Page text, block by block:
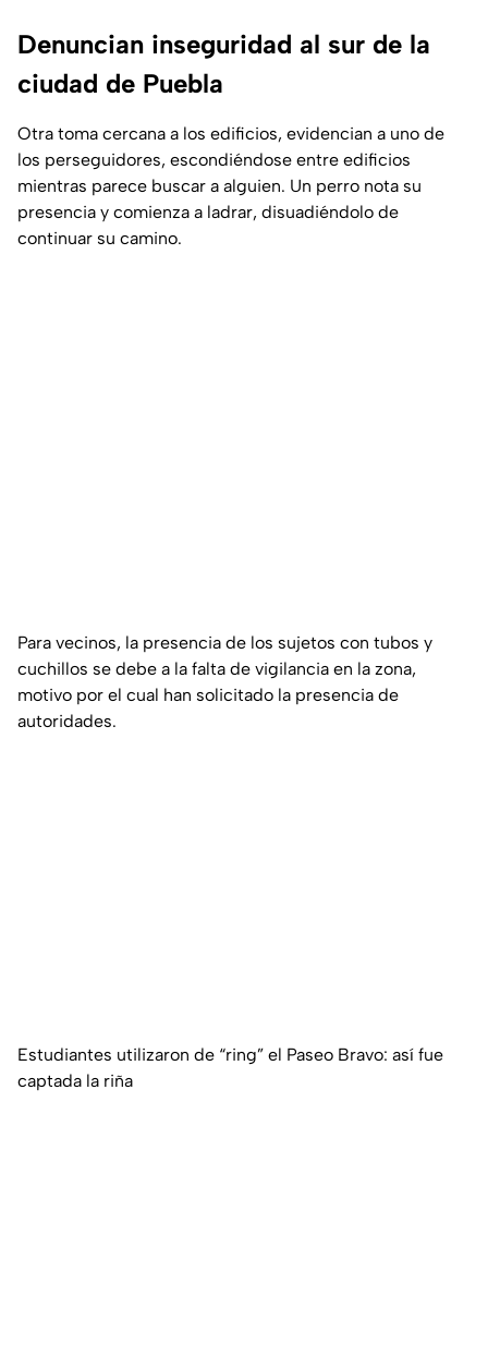
Denuncian inseguridad al sur de la
ciudad de Puebla
Otra toma cercana a los edificios, evidencian a uno de
los perseguidores, escondiéndose entre edificios
mientras parece buscar a alguien. Un perro nota su
presencia y comienza a ladrar, disuadiéndolo de
continuar su camino.
Para vecinos, la presencia de los sujetos con tubos y
cuchillos se debe a la falta de vigilancia en la zona,
motivo por el cual han solicitado la presencia de
autoridades.
Estudiantes utilizaron de “ring” el Paseo Bravo: así fue
captada la riña